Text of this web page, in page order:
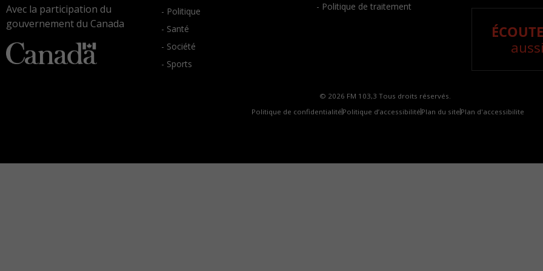
Avec la participation du
gouvernement du Canada
- Politique
- Santé
- Société
- Sports
- Politique de traitement
© 2026 FM 103,3 Tous droits réservés.
Politique de confidentialité Politique d’accessibilité Plan du site Plan d'accessibilite